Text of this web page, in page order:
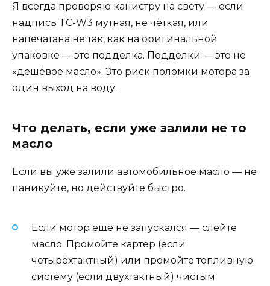
Я всегда проверяю канистру на свету — если
надпись TC-W3 мутная, не чёткая, или
напечатана не так, как на оригинальной
упаковке — это подделка. Подделки — это не
«дешёвое масло». Это риск поломки мотора за
один выход на воду.
Что делать, если уже залили не то
масло
Если вы уже залили автомобильное масло — не
паникуйте, но действуйте быстро.
Если мотор ещё не запускался — слейте
масло. Промойте картер (если
четырёхтактный) или промойте топливную
систему (если двухтактный) чистым